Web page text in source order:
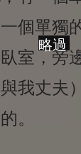
個單獨
室，旁
我丈夫
。
略過